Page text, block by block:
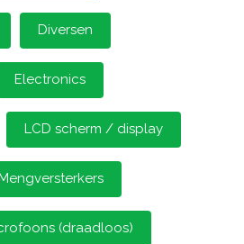
Diversen
Electronics
LCD scherm / display
(draadloos)